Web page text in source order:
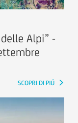
delle Alpi” -
SCOPRI DI PIÚ